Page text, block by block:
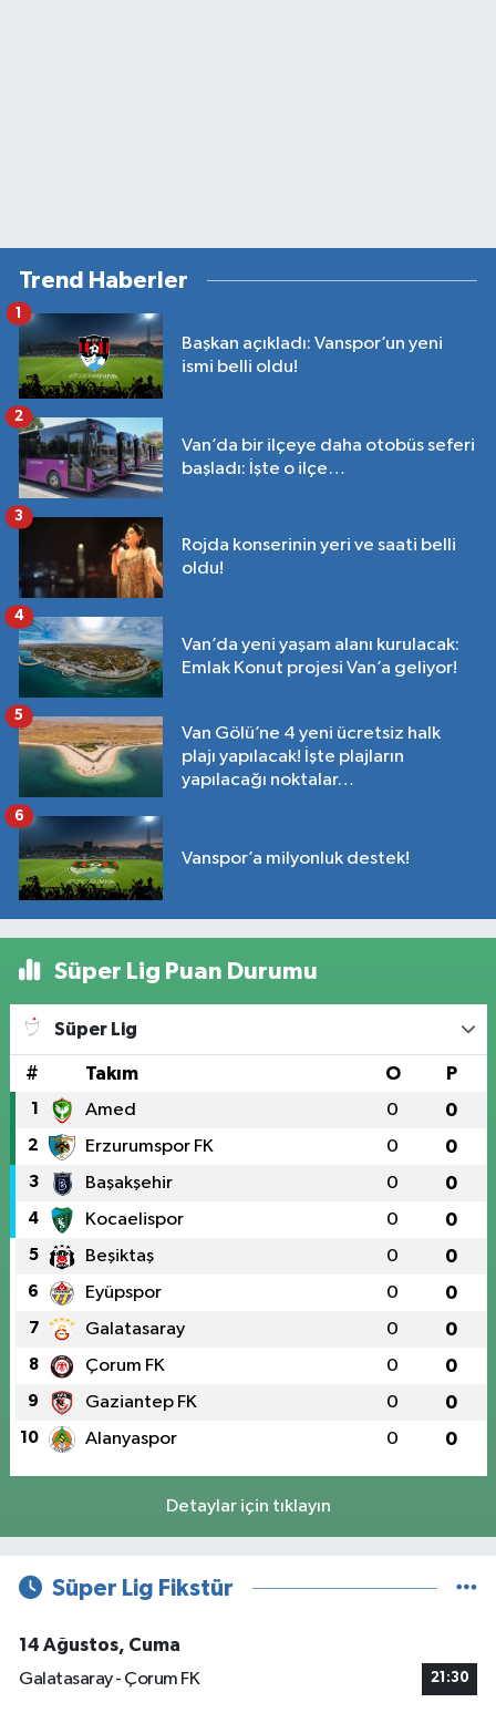
Trend Haberler
Başkan açıkladı: Vanspor’un yeni
ismi belli oldu!
1
Van’da bir ilçeye daha otobüs seferi
başladı: İşte o ilçe…
2
Rojda konserinin yeri ve saati belli
oldu!
3
Van’da yeni yaşam alanı kurulacak:
Emlak Konut projesi Van’a geliyor!
4
Van Gölü’ne 4 yeni ücretsiz halk
plajı yapılacak! İşte plajların
yapılacağı noktalar…
5
Vanspor’a milyonluk destek!
6
Süper Lig Puan Durumu
Süper Lig
# Takım O P
1 Amed 0 0
2 Erzurumspor FK 0 0
3 Başakşehir 0 0
4 Kocaelispor 0 0
5 Beşiktaş 0 0
6 Eyüpspor 0 0
7 Galatasaray 0 0
8 Çorum FK 0 0
9 Gaziantep FK 0 0
10 Alanyaspor 0 0
Detaylar için tıklayın
Süper Lig Fikstür
14 Ağustos, Cuma
Galatasaray - Çorum FK
21:30